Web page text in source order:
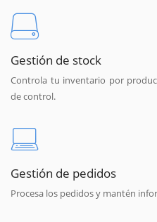
Gestión de stock
Controla tu inventario por
de control.
Gestión de pedidos
Procesa los pedidos y mantén